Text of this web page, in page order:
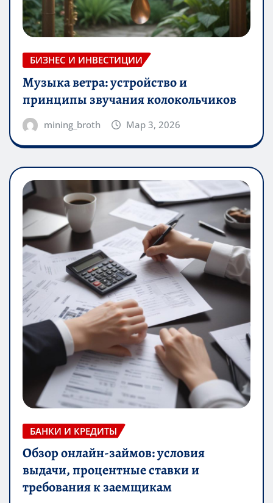
БИЗНЕС И ИНВЕСТИЦИИ
Музыка ветра: устройство и
принципы звучания колокольчиков
mining_broth Мар 3, 2026
БАНКИ И КРЕДИТЫ
Обзор онлайн-займов: условия
выдачи, процентные ставки и
требования к заемщикам